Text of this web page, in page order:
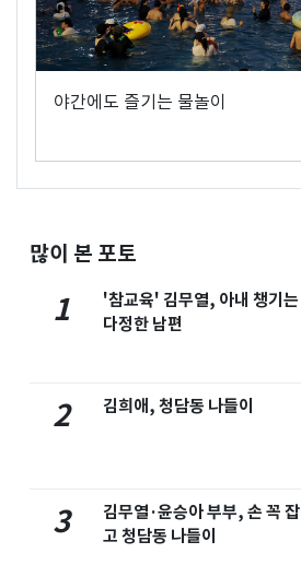
야간에도 즐기는 물놀이
많이 본 포토
1
'참교육' 김무열, 아내 챙기는
다정한 남편
2 김희애, 청담동 나들이
3
김무열·윤승아 부부, 손 꼭 잡
고 청담동 나들이